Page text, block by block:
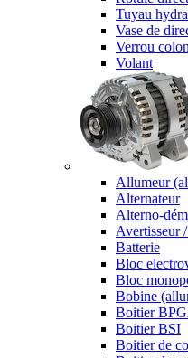
Tuyau
Vase de
Verrou
Volant
Allumeur
Alternateur
Alterno-
Avertisseur
Batterie
Bloc
Bloc
Bobine
Boitier
Boitier BSI
Boitier de